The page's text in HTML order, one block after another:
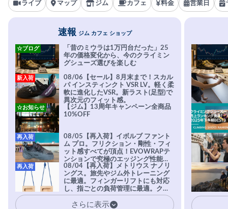
ライブ マップ ジム カフェ 料金 営業日
速報 ジム カフェ ショップ
「昔のミウラは1万円台だった」25
年の価格変化から、今のクライミン
グシューズ選びを楽しむ
☆ブログ
08/06【セール】8月末まで！スカル
パ インスティンクト VSR LV。軽く柔
軟に進化したVSR。新ラスト(足型)で
異次元のフィット感。
新入荷
【ジム】13周年キャンペーン全商品
10%OFF
☆お知らせ
08/05【再入荷】イボルブ ファント
ム プロ。フリクション・剛性・フィ
ット感すべてが頂点！EVOWRAPテ
ンションで究極のエッジング性能を
実現。進化系ラバーEvo-74はTRAX
を凌駕する粘着力で極小ホールドに
安心感。
再入荷
08/04【再入荷】メトリウス ナノリ
ングス。旅先やジム外トレーニング
に最適。フィンガーリフトにも対応
し、指ごとの負荷管理に最適。クラ
イマーの指を本気で鍛えるギア。
再入荷
さらに表示